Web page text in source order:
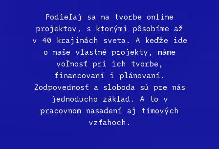
Podieľaj sa na tvorbe online
projektov, s ktorými pôsobíme až
v 40 krajinách sveta. A keďže ide
o naše vlastné projekty, máme
voľnosť pri ich tvorbe,
financovaní i plánovaní.
Zodpovednosť a sloboda sú pre nás
jednoducho základ. A to v
pracovnom nasadení aj tímových
vzťahoch.